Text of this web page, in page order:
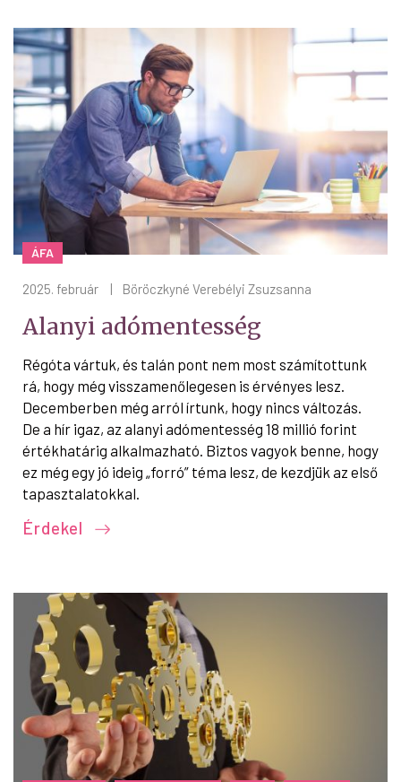
ÁFA
2025. február | Böröczkyné Verebélyi Zsuzsanna
Alanyi adómentesség
Régóta vártuk, és talán pont nem most számítottunk
rá, hogy még visszamenőlegesen is érvényes lesz.
Decemberben még arról írtunk, hogy nincs változás.
De a hír igaz, az alanyi adómentesség 18 millió forint
értékhatárig alkalmazható. Biztos vagyok benne, hogy
ez még egy jó ideig „forró” téma lesz, de kezdjük az első
tapasztalatokkal.
Érdekel